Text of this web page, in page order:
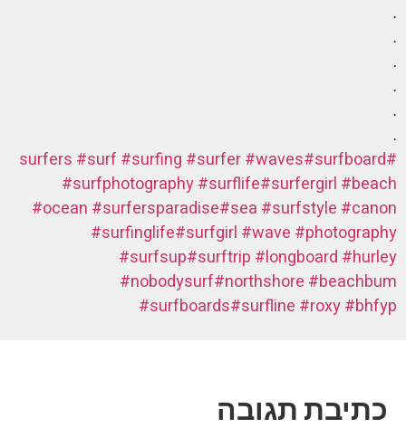
.
.
.
.
.
.
#surfers
#surf #surfing #surfer#waves#surfboard
#surfphotography#surflife#surfergirl #beach
#ocean #surfersparadise#sea #surfstyle #canon
#surfinglife#surfgirl #wave #photography
#surfsup#surftrip #longboard #hurley
#nobodysurf#northshore #beachbum
#surfboards#surfline #roxy#bhfyp
כתיבת תגובה